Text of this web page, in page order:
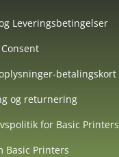
Leveringsbetingelser
betalingskort
og returnering
for Basic Printers
Basic Printers